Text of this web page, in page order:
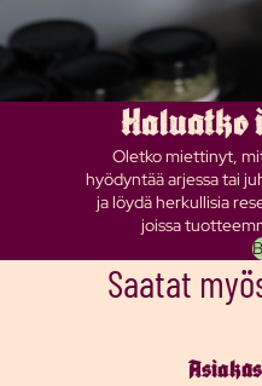
Haluatko
Oletko miettinyt,
hyödyntää arjessa tai
ja löydä herkullisia
joissa
Saatat